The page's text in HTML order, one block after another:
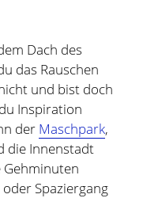
Experience und
Projektcontrolling
und Tools
bei der ETAS
Webdesigner und
Dach des
das Rauschen
und bist doch
Inspiration
der Maschpark,
die Innenstadt
Spaziergang